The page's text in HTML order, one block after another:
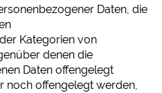
Daten, die
Kategorien von
denen die
Daten offengelegt
noch offengelegt werden,